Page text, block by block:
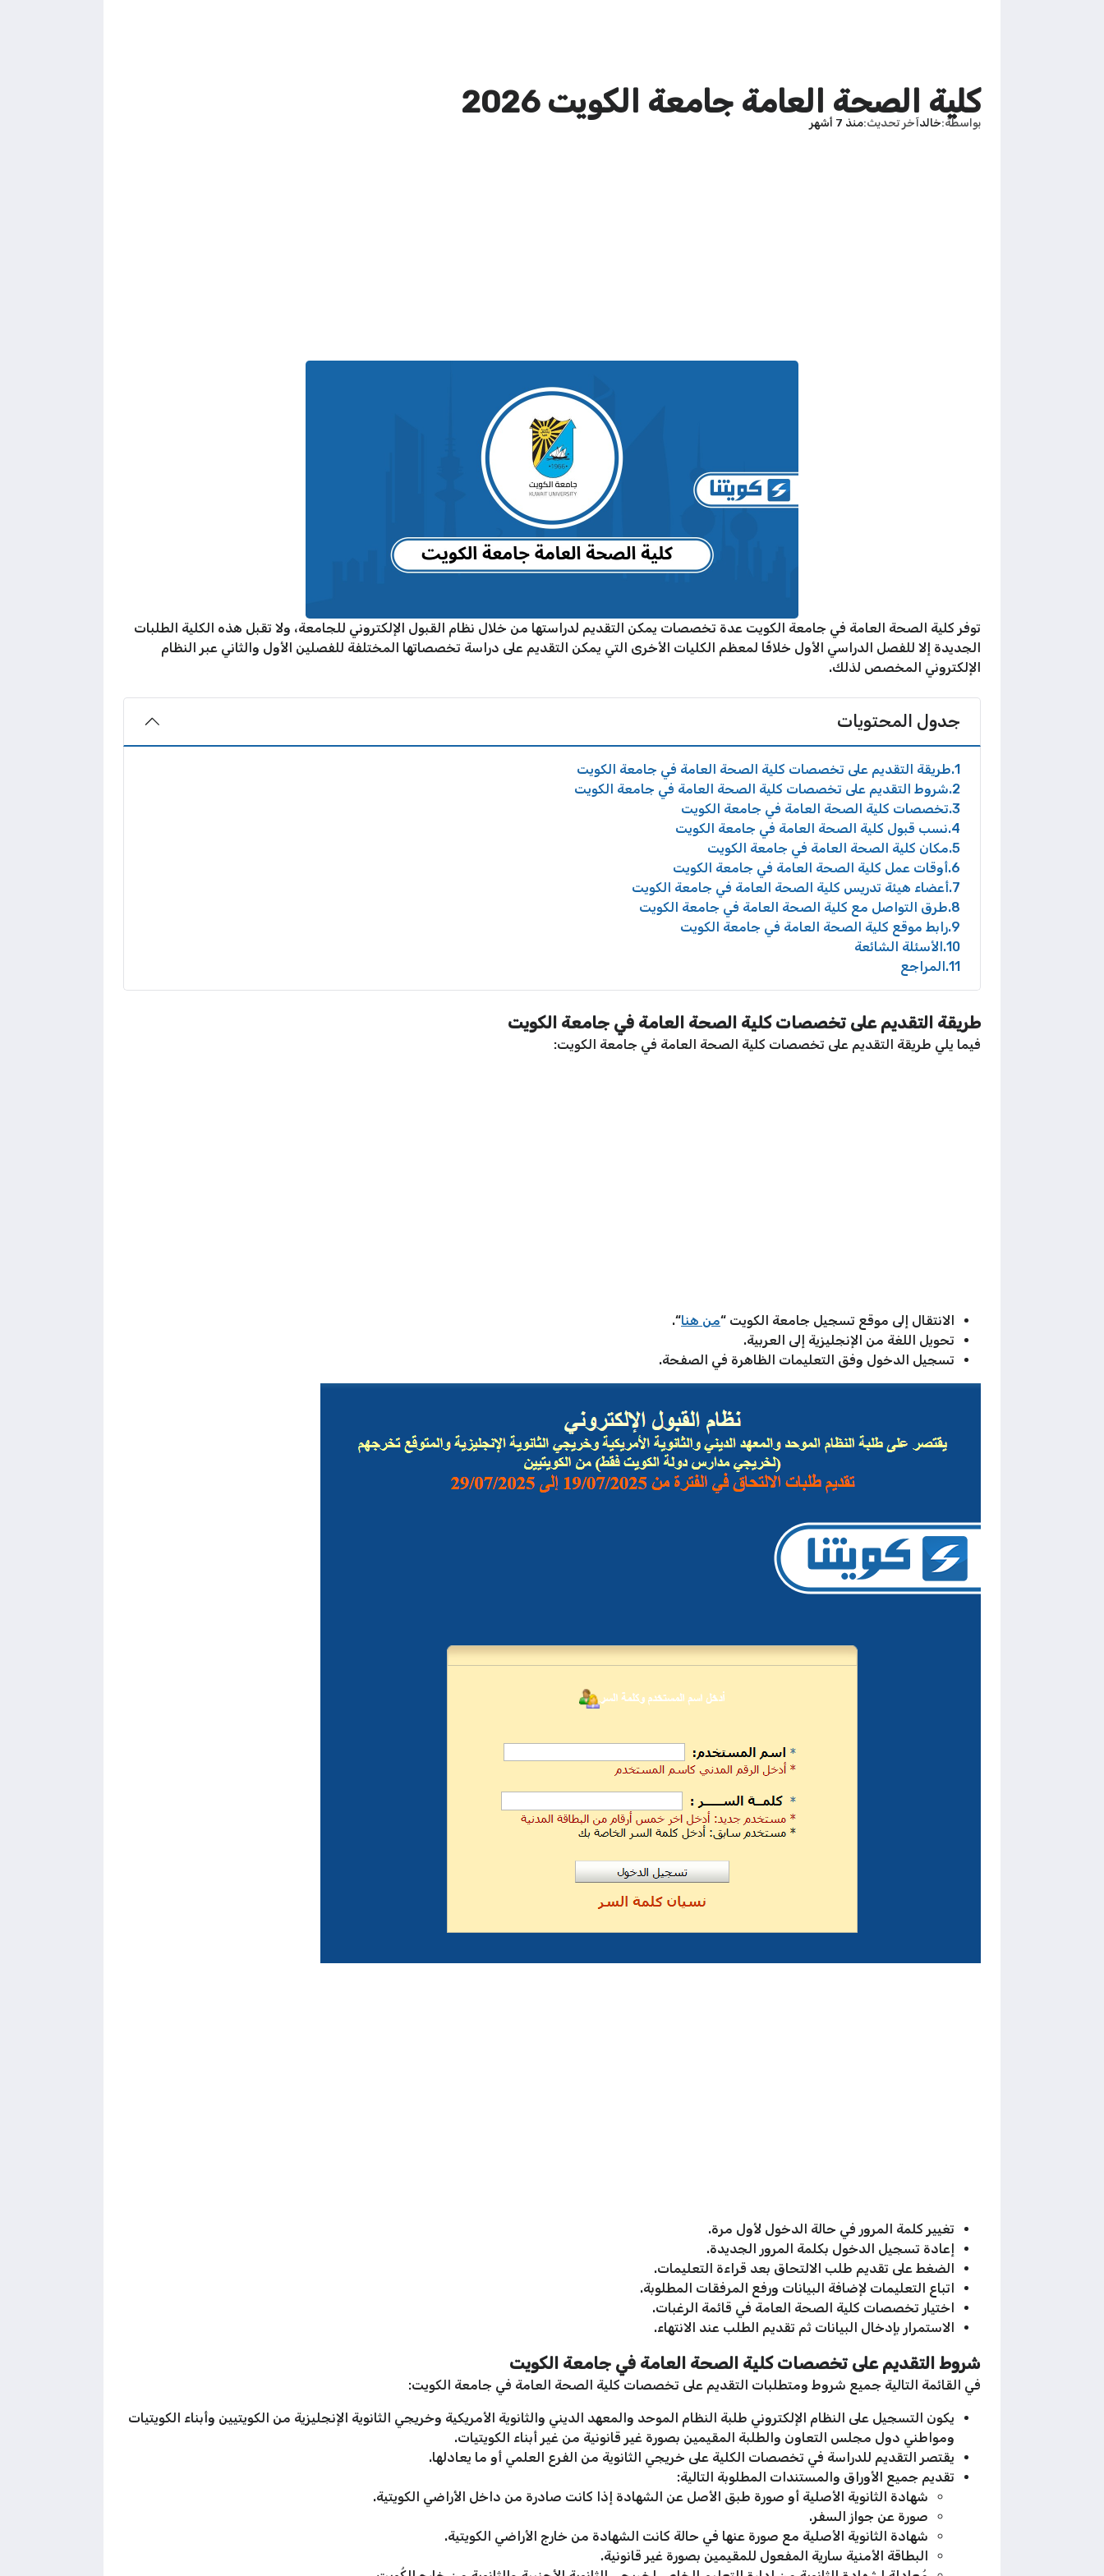
كلية الصحة العامة جامعة الكويت 2026
بواسطة خالدآخر تحديث منذ 7 أشهر
توفر كلية الصحة العامة في جامعة الكويت عدة تخصصات يمكن التقديم لدراستها من خلال نظام القبول الإلكتروني للجامعة، ولا تقبل هذه الكلية الطلبات
الجديدة إلا للفصل الدراسي الأول خلافًا لمعظم الكليات الأخرى التي يمكن التقديم على دراسة تخصصاتها المختلفة للفصلين الأول والثاني عبر النظام
الإلكتروني المخصص لذلك.
جدول المحتويات
1 طريقة التقديم على تخصصات كلية الصحة العامة في جامعة الكويت
2 شروط التقديم على تخصصات كلية الصحة العامة في جامعة الكويت
3 تخصصات كلية الصحة العامة في جامعة الكويت
4 نسب قبول كلية الصحة العامة في جامعة الكويت
5 مكان كلية الصحة العامة في جامعة الكويت
6 أوقات عمل كلية الصحة العامة في جامعة الكويت
7 أعضاء هيئة تدريس كلية الصحة العامة في جامعة الكويت
8 طرق التواصل مع كلية الصحة العامة في جامعة الكويت
9 رابط موقع كلية الصحة العامة في جامعة الكويت
10 الأسئلة الشائعة
11 المراجع
طريقة التقديم على تخصصات كلية الصحة العامة في جامعة الكويت
فيما يلي طريقة التقديم على تخصصات كلية الصحة العامة في جامعة الكويت:
الانتقال إلى موقع تسجيل جامعة الكويت “من هنا“.
تحويل اللغة من الإنجليزية إلى العربية.
تسجيل الدخول وفق التعليمات الظاهرة في الصفحة.
تغيير كلمة المرور في حالة الدخول لأول مرة.
إعادة تسجيل الدخول بكلمة المرور الجديدة.
الضغط على تقديم طلب الالتحاق بعد قراءة التعليمات.
اتباع التعليمات لإضافة البيانات ورفع المرفقات المطلوبة.
اختيار تخصصات كلية الصحة العامة في قائمة الرغبات.
الاستمرار بإدخال البيانات ثم تقديم الطلب عند الانتهاء.
شروط التقديم على تخصصات كلية الصحة العامة في جامعة الكويت
في القائمة التالية جميع شروط ومتطلبات التقديم على تخصصات كلية الصحة العامة في جامعة الكويت:
يكون التسجيل على النظام الإلكتروني طلبة النظام الموحد والمعهد الديني والثانوية الأمريكية وخريجي الثانوية الإنجليزية من الكويتيين وأبناء الكويتيات
ومواطني دول مجلس التعاون والطلبة المقيمين بصورة غير قانونية من غير أبناء الكويتيات.
يقتصر التقديم للدراسة في تخصصات الكلية على خريجي الثانوية من الفرع العلمي أو ما يعادلها.
تقديم جميع الأوراق والمستندات المطلوبة التالية:
شهادة الثانوية الأصلية أو صورة طبق الأصل عن الشهادة إذا كانت صادرة من داخل الأراضي الكويتية.
صورة عن جواز السفر.
شهادة الثانوية الأصلية مع صورة عنها في حالة كانت الشهادة من خارج الأراضي الكويتية.
البطاقة الأمنية سارية المفعول للمقيمين بصورة غير قانونية.